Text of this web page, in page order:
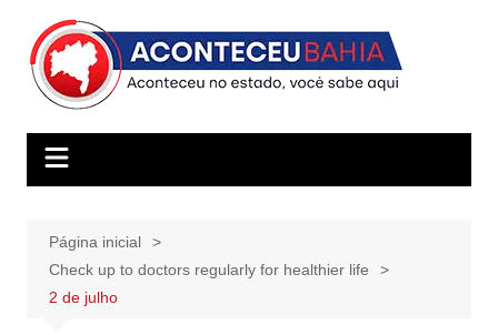
para
conteúdo
Página inicial
Check up to doctors regularly for healthier life
2 de julho